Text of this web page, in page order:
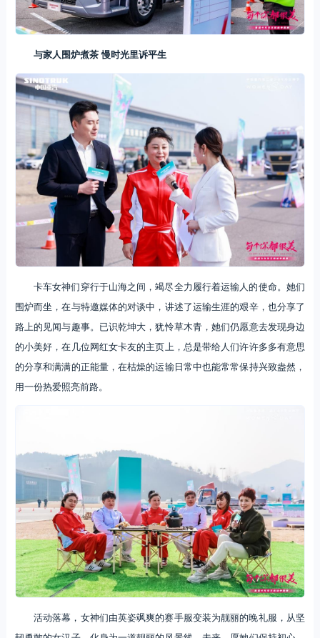
与家人围炉煮茶 慢时光里诉平生
卡车女神们穿行于山海之间，竭尽全力履行着运输人的使命。她们
围炉而坐，在与特邀媒体的对谈中，讲述了运输生涯的艰辛，也分享了
路上的见闻与趣事。已识乾坤大，犹怜草木青，她们仍愿意去发现身边
的小美好，在几位网红女卡友的主页上，总是带给人们许许多多有意思
的分享和满满的正能量，在枯燥的运输日常中也能常常保持兴致盎然，
用一份热爱照亮前路。
活动落幕，女神们由英姿飒爽的赛手服变装为靓丽的晚礼服，从坚